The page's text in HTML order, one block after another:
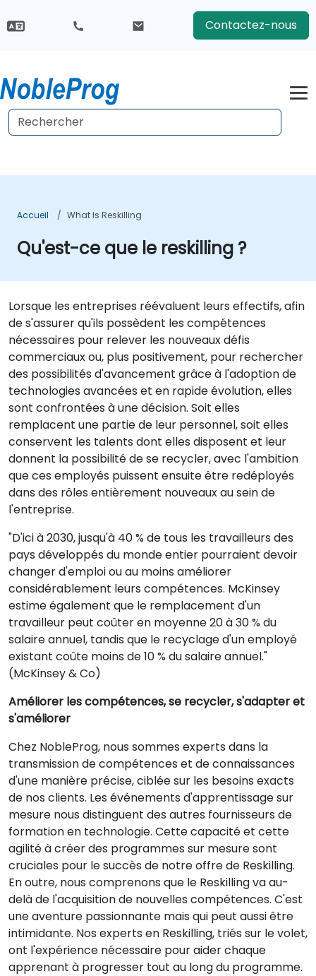
Contactez-nous
Accueil What Is Reskilling
Qu'est-ce que le reskilling ?
Lorsque les entreprises réévaluent leurs effectifs, afin
de s'assurer qu'ils possèdent les compétences
nécessaires pour relever les nouveaux défis
commerciaux ou, plus positivement, pour rechercher
des possibilités d'avancement grâce à l'adoption de
technologies avancées et en rapide évolution, elles
sont confrontées à une décision. Soit elles
remplacent une partie de leur personnel, soit elles
conservent les talents dont elles disposent et leur
donnent la possibilité de se recycler, avec l'ambition
que ces employés puissent ensuite être redéployés
dans des rôles entièrement nouveaux au sein de
l'entreprise.
"D'ici à 2030, jusqu'à 40 % de tous les travailleurs des
pays développés du monde entier pourraient devoir
changer d'emploi ou au moins améliorer
considérablement leurs compétences. McKinsey
estime également que le remplacement d'un
travailleur peut coûter en moyenne 20 à 30 % du
salaire annuel, tandis que le recyclage d'un employé
existant coûte moins de 10 % du salaire annuel."
(McKinsey & Co)
Améliorer les compétences, se recycler, s'adapter et
s'améliorer
Chez NobleProg, nous sommes experts dans la
transmission de compétences et de connaissances
d'une manière précise, ciblée sur les besoins exacts
de nos clients. Les événements d'apprentissage sur
mesure nous distinguent des autres fournisseurs de
formation en technologie. Cette capacité et cette
agilité à créer des programmes sur mesure sont
cruciales pour le succès de notre offre de Reskilling.
En outre, nous comprenons que le Reskilling va au-
delà de l'acquisition de nouvelles compétences. C'est
une aventure passionnante mais qui peut aussi être
intimidante. Nos experts en Reskilling, triés sur le volet,
ont l'expérience nécessaire pour aider chaque
apprenant à progresser tout au long du programme.